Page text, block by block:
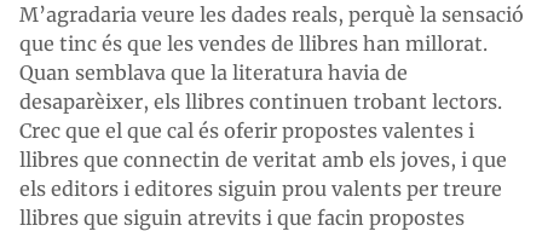
M’agradaria veure les dades reals, perquè la sensació
que tinc és que les vendes de llibres han millorat.
Quan semblava que la literatura havia de
desaparèixer, els llibres continuen trobant lectors.
Crec que el que cal és oferir propostes valentes i
llibres que connectin de veritat amb els joves, i que
els editors i editores siguin prou valents per treure
llibres que siguin atrevits i que facin propostes